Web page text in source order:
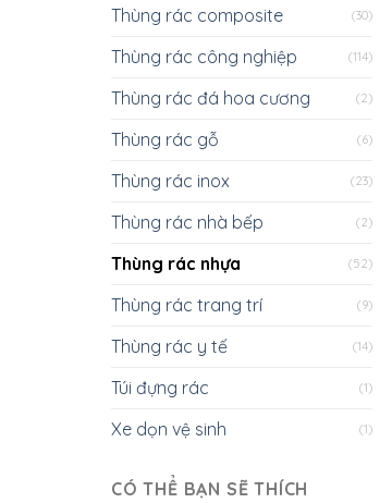
Thùng rác composite (30)
Thùng rác công nghiệp (114)
Thùng rác đá hoa cương (2)
Thùng rác gỗ (6)
Thùng rác inox (23)
Thùng rác nhà bếp (2)
Thùng rác nhựa (52)
Thùng rác trang trí (9)
Thùng rác y tế (14)
Túi đựng rác (1)
Xe dọn vệ sinh (1)
CÓ THỂ BẠN SẼ THÍCH